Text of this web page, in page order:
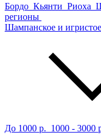
Бордо Кьянти Риоха
регионы
Шампанское и игристое
До 1000 р. 1000 - 3000